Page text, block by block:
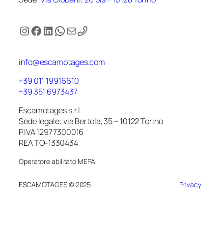
Instagram
Facebook
LinkedIn
WhatsApp
Email
info@escamotages.com
+39 011 19916610
+39 351 6973437
Escamotages s.r.l.
Sede legale: via Bertola, 35 – 10122 Torino
P.IVA 12977300016
REA TO-1330434
Operatore abilitato MEPA
ESCAMOTAGES © 2025 Privacy